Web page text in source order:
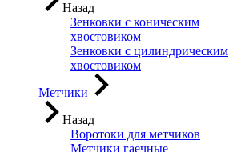
Назад
Зенковки с коническим
хвостовиком
Зенковки с цилиндрическим
хвостовиком
Метчики
Назад
Воротоки для метчиков
Метчики гаечные